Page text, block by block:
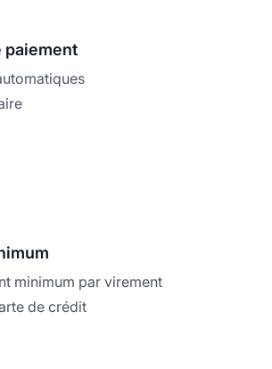
paiement
minimum par virement
de crédit